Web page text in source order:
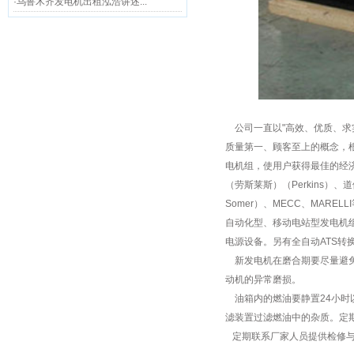
公司一直以"高效、优质、求
质量第一、顾客至上的概念，
电机组，使用户获得最佳的经
（劳斯莱斯）（Perkins）、
Somer）、MECC、
自动化型、移动电站型发电机
电源设备。另有全自动ATS转
新发电机在磨合期要尽量避
动机的异常磨损。
油箱内的燃油要静置24小时
滤装置过滤燃油中的杂质。定
定期联系厂家人员提供检修